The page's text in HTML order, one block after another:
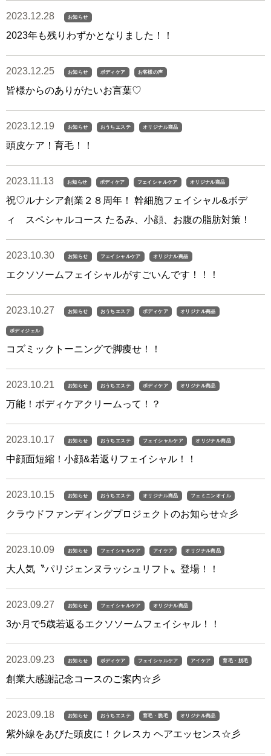
2023.12.28 お知らせ
2023年も残りわずかとなりました！！
2023.12.25 お知らせ ボディケア お客様の声
皆様からのありがたいお言葉♡
2023.12.19 お知らせ おうちエステ オリジナル商品
頭皮ケア！育毛！！
2023.11.13 お知らせ ボディケア フェイシャルケア オリジナル商品
祝♡ルナシア創業２８周年！ 幹細胞フェイシャル&ボデ
ィ スペシャルコース たるみ、小顔、お腹の脂肪対策！
2023.10.30 お知らせ フェイシャルケア オリジナル商品
エクソソームフェイシャルがすごいんです！！！
2023.10.27 お知らせ おうちエステ ボディケア オリジナル商品
ボディジェル
コズミックトーニングで脚痩せ！！
2023.10.21 お知らせ おうちエステ ボディケア オリジナル商品
万能！ボディケアクリームって！？
2023.10.17 お知らせ おうちエステ フェイシャルケア オリジナル商品
中顔面短縮！小顔&若返りフェイシャル！！
2023.10.15 お知らせ おうちエステ オリジナル商品 フェミニンオイル
クラウドファンディングプロジェクトのお知らせ☆彡
2023.10.09 お知らせ フェイシャルケア アイケア オリジナル商品
大人気〝パリジェンヌラッシュリフト〟登場！！
2023.09.27 お知らせ フェイシャルケア オリジナル商品
3か月で5歳若返るエクソソームフェイシャル！！
2023.09.23 お知らせ ボディケア フェイシャルケア アイケア 育毛・脱毛
創業大感謝記念コースのご案内☆彡
2023.09.18 お知らせ おうちエステ 育毛・脱毛 オリジナル商品
紫外線をあびた頭皮に！クレスカ ヘアエッセンス☆彡